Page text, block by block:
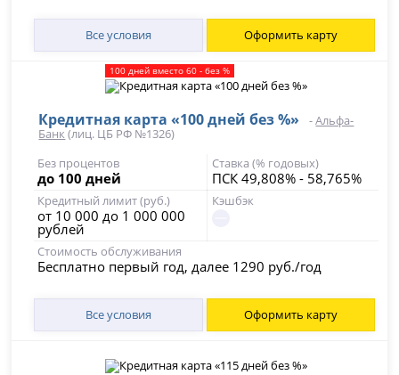
Все условия Оформить карту
100 дней вместо 60 - без %
Кредитная карта «100 дней без %» -Альфа-
Банк (лиц. ЦБ РФ №1326)
Без процентов
до 100 дней
Ставка (% годовых)
ПСК 49,808% - 58,765%
Кредитный лимит (руб.)
от 10 000 до 1 000 000
рублей
Кэшбэк
Стоимость обслуживания
Бесплатно первый год, далее 1290 руб./год
Все условия Оформить карту